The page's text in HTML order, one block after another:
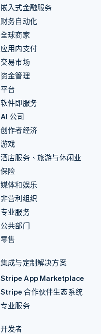
嵌入式金融服务
财务自动化
全球商家
应用内支付
交易市场
资金管理
平台
软件即服务
AI 公司
创作者经济
游戏
酒店服务、旅游与休闲业
保险
媒体和娱乐
非营利组织
专业服务
公共部门
零售
集成与定制解决方案
Stripe App Marketplace
Stripe 合作伙伴生态系统
专业服务
开发者